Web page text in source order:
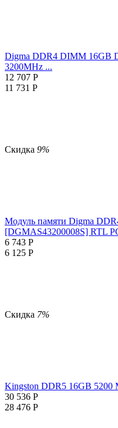
Digma DDR4 DIMM 16GB
3200MHz ...
12 707 Р
11 731 Р
Скидка 9%
Модуль памяти Digma
[DGMAS43200008S] RTL
6 743 Р
6 125 Р
Скидка 7%
Kingston DDR5 16GB 5200
30 536 Р
28 476 Р